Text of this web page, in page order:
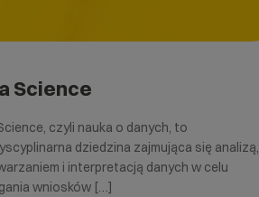
Science
czyli nauka o danych, to
dziedzina zajmująca się analizą,
i interpretacją danych w celu
wniosków […]